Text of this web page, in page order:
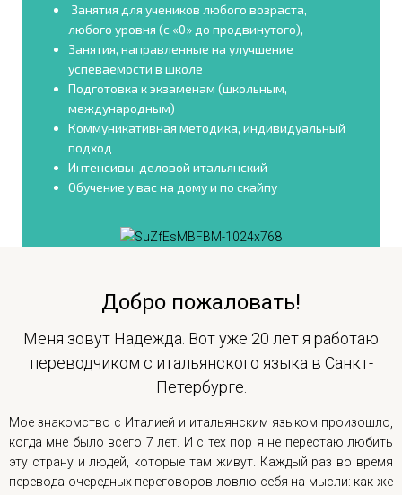
Занятия для учеников любого возраста,
любого уровня (с «0» до продвинутого),
Занятия, направленные на улучшение
успеваемости в школе
Подготовка к экзаменам (школьным,
международным)
Коммуникативная методика, индивидуальный
подход
Интенсивы, деловой итальянский
Обучение у вас на дому и по скайпу
Добро пожаловать!
Меня зовут Надежда. Вот уже 20 лет я работаю
переводчиком с итальянского языка в Санкт-
Петербурге.
Мое знакомство с Италией и итальянским языком произошло,
когда мне было всего 7 лет. И с тех пор я не перестаю любить
эту страну и людей, которые там живут. Каждый раз во время
перевода очередных переговоров ловлю себя на мысли: как же